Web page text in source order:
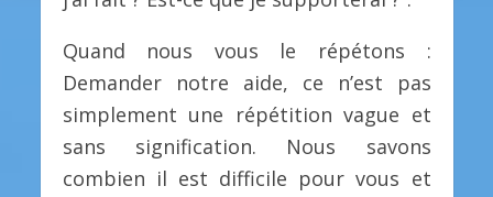
Quand nous vous le répétons :
Demander notre aide, ce n’est pas
simplement une répétition vague et
sans signification. Nous savons
combien il est difficile pour vous et